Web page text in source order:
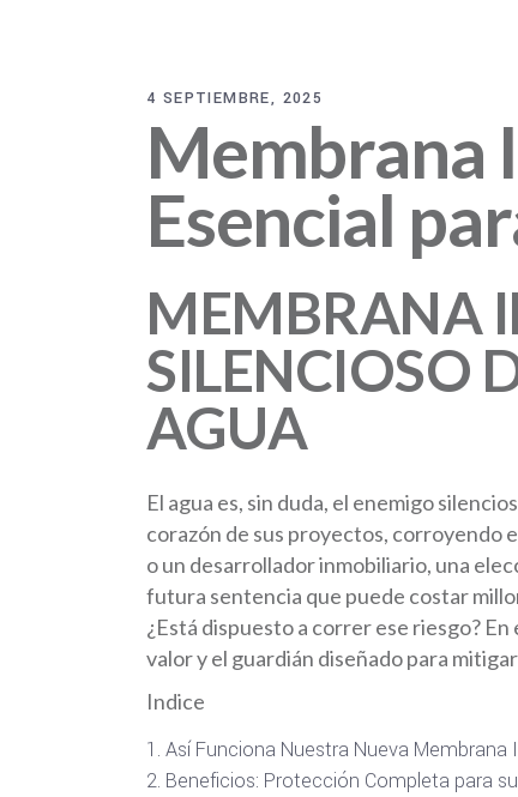
4 SEPTIEMBRE, 2025
Membrana
Esencial
MEMBRANA
SILENCIOSO
AGUA
El agua es, sin duda, el enemigo
corazón de sus proyectos, corroyendo
o un desarrollador inmobiliario, una
futura sentencia que puede costar
¿Está dispuesto a correr ese riesgo? En
valor y el guardián diseñado para
Indice
Así Funciona Nuestra Nueva Membrana
Beneficios: Protección Completa para